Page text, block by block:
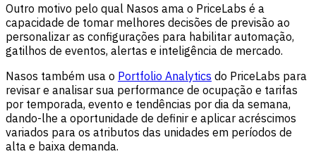
Outro motivo pelo qual Nasos ama o PriceLabs é a
capacidade de tomar melhores decisões de previsão ao
personalizar as configurações para habilitar automação,
gatilhos de eventos, alertas e inteligência de mercado.
Nasos também usa o Portfolio Analytics do PriceLabs para
revisar e analisar sua performance de ocupação e tarifas
por temporada, evento e tendências por dia da semana,
dando-lhe a oportunidade de definir e aplicar acréscimos
variados para os atributos das unidades em períodos de
alta e baixa demanda.